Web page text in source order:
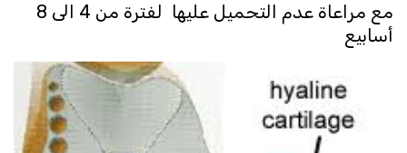
مع مراعاة عدم التحميل عليها لفترة من 4 الى 8
أسابيع